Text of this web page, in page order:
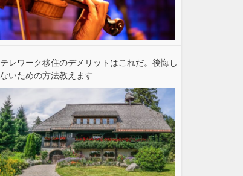
テレワーク移住のデメリットはこれだ。後悔し
ないための方法教えます